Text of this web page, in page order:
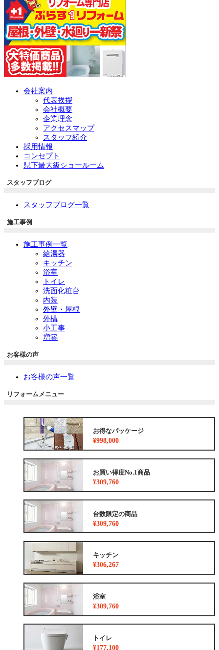
会社案内
代表挨拶
会社概要
企業理念
アクセスマップ
スタッフ紹介
採用情報
コンセプト
県下最大級ショールーム
スタッフブログ
スタッフブログ一覧
施工事例
施工事例一覧
給湯器
キッチン
浴室
トイレ
洗面化粧台
内装
外壁・屋根
外構
小工事
増築
お客様の声
お客様の声一覧
リフォームメニュー
お得なパッケージ
¥998,000
お買い得度No.1商品
¥309,760
台数限定の商品
¥309,760
キッチン
¥306,267
浴室
¥309,760
トイレ
¥177,100